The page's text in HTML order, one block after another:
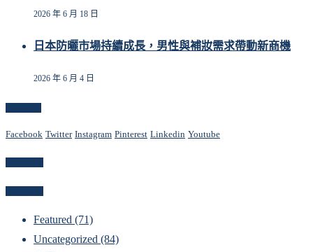
2026 年 6 月 18 日
日本防曬市場持續成長，男性與補妝需求帶動新商機
2026 年 6 月 4 日
Facebook Twitter Instagram Pinterest Linkedin Youtube
Featured (71)
Uncategorized (84)